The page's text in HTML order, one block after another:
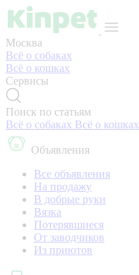
Москва
Всё о собаках
Всё о кошках
Сервисы
Поиск по статьям
Всё о собаках Всё о кошках
Объявления
Все объявления
На продажу
В добрые руки
Вязка
Потерявшиеся
От заводчиков
Из приютов